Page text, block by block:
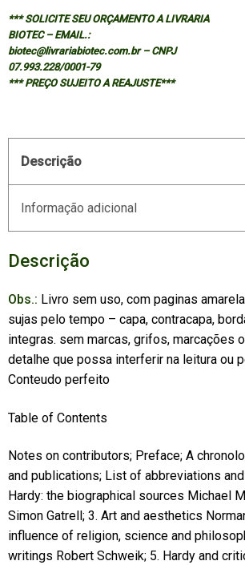
*** SOLICITE SEU ORÇAMENTO A LIVRARIA
BIOTEC – EMAIL.:
biotec@livrariabiotec.com.br – CNPJ
07.993.228/0001-79
*** PREÇO SUJEITO A REAJUSTE***
Descrição
Informação adicional
Descrição
Obs.: Livro sem uso, com paginas
sujas pelo tempo – capa, contracapa,
integras. sem marcas, grifos, marcações
detalhe que possa interferir na leitura ou
Conteudo perfeito
Table of Contents
Notes on contributors; Preface; A
and publications; List of abbreviations
Hardy: the biographical sources Michael
Simon Gatrell; 3. Art and aesthetics
influence of religion, science and
writings Robert Schweik; 5. Hardy and